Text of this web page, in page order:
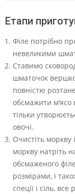
Етапи
Філе потрібно
невеликими
Ставимо
шматочок
повністю
обсмажити м’ясо
тільки
овочі.
Очистіть
моркву натріть
обсмаженого
розмірами, і
спеції і сіль,